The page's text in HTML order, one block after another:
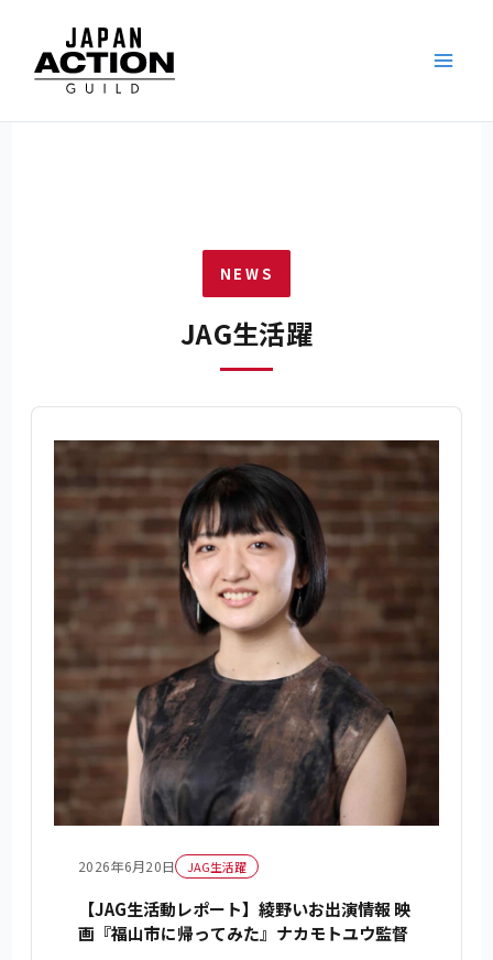
ス
NEWS
JAG生活躍
2026年6月20日 JAG生活躍
【JAG生活動レポート】綾野いお出演情報 映
画『福山市に帰ってみた』ナカモトユウ監督